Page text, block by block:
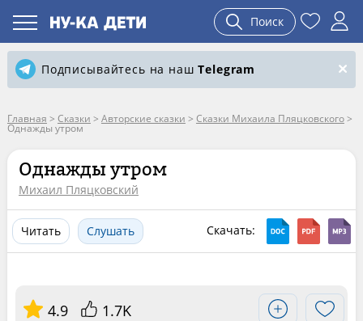
Поиск
Подписывайтесь на нашTelegram
Главная > Сказки > Авторские сказки > Сказки Михаила Пляцковского>
Однажды утром
Однажды утром
Михаил Пляцковский
Читать Слушать Скачать:
4.9 1.7K